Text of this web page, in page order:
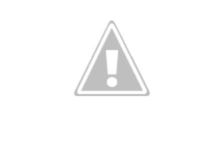
NOW VIEWING
Marx, Engels e Lenin: história e revolução em